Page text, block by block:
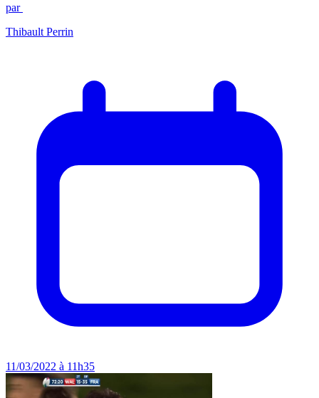
par
Thibault Perrin
11/03/2022 à 11h35